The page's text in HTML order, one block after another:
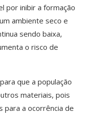
por inibir a formação
ambiente seco e
sendo baixa,
o risco de
que a população
materiais, pois
para a ocorrência de